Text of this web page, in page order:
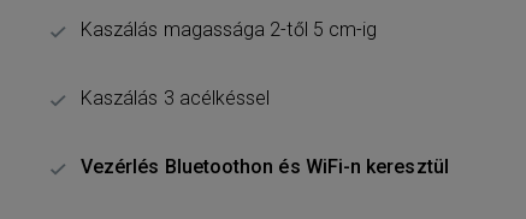
Kaszálás magassága 2-től 5 cm-ig
Kaszálás 3 acélkéssel
Vezérlés Bluetoothon és WiFi-n keresztül